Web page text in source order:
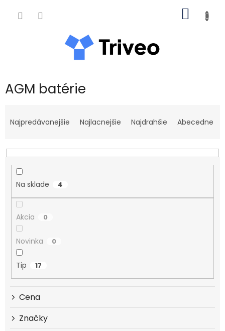
AGM batérie
Najpredávanejšie Najlacnejšie Najdrahšie Abecedne
Na sklade 4
Akcia 0
Novinka 0
Tip 17
Cena
Značky